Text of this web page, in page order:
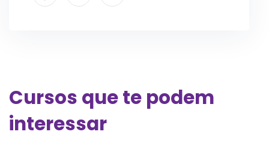
Cursos que te podem
interessar